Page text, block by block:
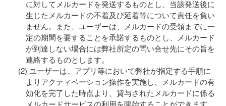
に対してメルカードを発送するものとし、当該発送後に
生じたメルカードの不着及び延着等について責任を負い
ません。また、ユーザーは、メルカードの受領までに一
定の期間を要することを承諾するものとし、メルカード
が到達しない場合には弊社所定の問い合せ先にその旨を
連絡するものとします。
ユーザーは、アプリ等において弊社が指定する手順に
よりアクティベーション操作を実施し、メルカードの有
効化を完了した時点より、貸与されたメルカードに係る
メルカードサービスの利用を開始することができます。